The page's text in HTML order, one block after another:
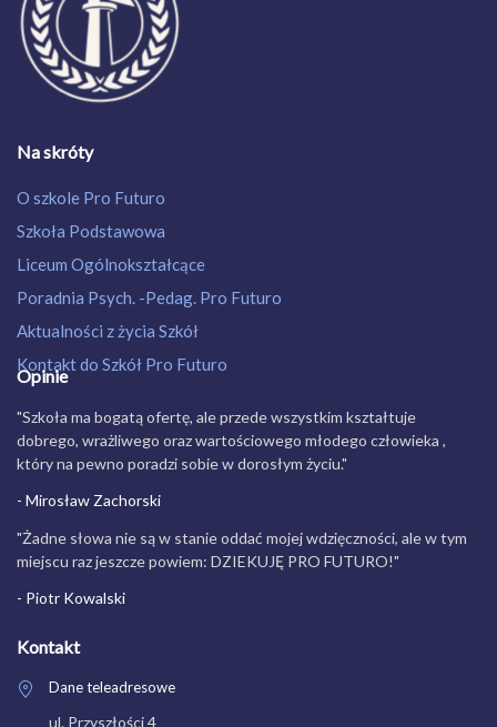
Na skróty
O szkole Pro Futuro
Szkoła Podstawowa
Liceum Ogólnokształcące
Poradnia Psych. -Pedag. Pro Futuro
Aktualności z życia Szkół
Kontakt do Szkół Pro Futuro
Opinie
"Szkoła ma bogatą ofertę, ale przede wszystkim kształtuje
dobrego, wrażliwego oraz wartościowego młodego człowieka ,
który na pewno poradzi sobie w dorosłym życiu."
- Mirosław Zachorski
"Żadne słowa nie są w stanie oddać mojej wdzięczności, ale w tym
miejscu raz jeszcze powiem: DZIEKUJĘ PRO FUTURO!"
- Piotr Kowalski
Kontakt
Dane teleadresowe
ul. Przyszłości 4